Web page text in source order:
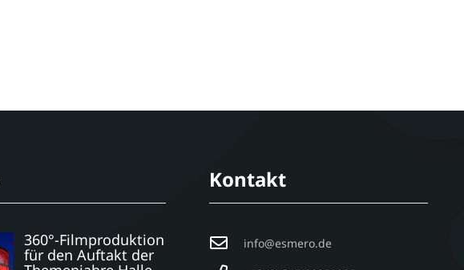
360°-Filmproduktion
für den Auftakt der
Kontakt
info@esmero.de